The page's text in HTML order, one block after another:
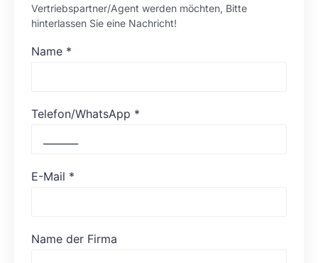
Vertriebspartner/Agent werden möchten, Bitte
hinterlassen Sie eine Nachricht!
Name *
Telefon/WhatsApp *
E-Mail *
Name der Firma